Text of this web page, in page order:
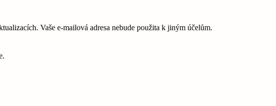
Vaše e-mailová adresa nebude použita k jiným účelům.